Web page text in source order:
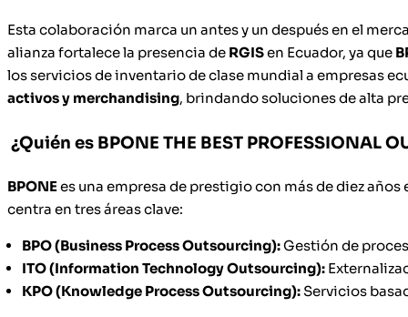
Esta colaboración marca un antes y un después en el
alianza fortalece la presencia de RGISen Ecuador, ya que
los servicios de inventario de clase mundial a empresas
activos y merchandising, brindando soluciones de alta
¿Quién es BPONE THE BEST PROFESSIONAL
BPONEes una empresa de prestigio con más de diez
centra en tres áreas clave:
BPO (Business Process Outsourcing):Gestión de
ITO (Information Technology Outsourcing):
KPO (Knowledge Process Outsourcing): Servicios